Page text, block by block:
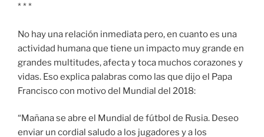
* * *
No hay una relación inmediata pero, en cuanto es una
actividad humana que tiene un impacto muy grande en
grandes multitudes, afecta y toca muchos corazones y
vidas. Eso explica palabras como las que dijo el Papa
Francisco con motivo del Mundial del 2018:
“Mañana se abre el Mundial de fútbol de Rusia. Deseo
enviar un cordial saludo a los jugadores y a los